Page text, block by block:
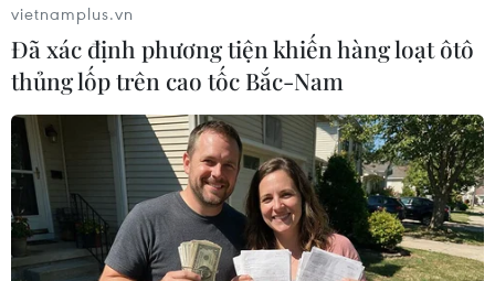
đi này. Nhưng cô nàng không đi theo xu hướng
chọn son lì đanh mà thiên về son có độ bóng
nhẹ giúp đôi môi có vẻ căng mọng hơn, ướt át
hơn.
Nếu son lì cho cảm giác sắc sảo, quyền lực thì
son bóng lại luôn khiến phái đẹp trẻ trung hơn
tuổi thật.
vietnamplus.vn
Đã xác định phương tiện khiến hàng loạt ôtô
thủng lốp trên cao tốc Bắc-Nam